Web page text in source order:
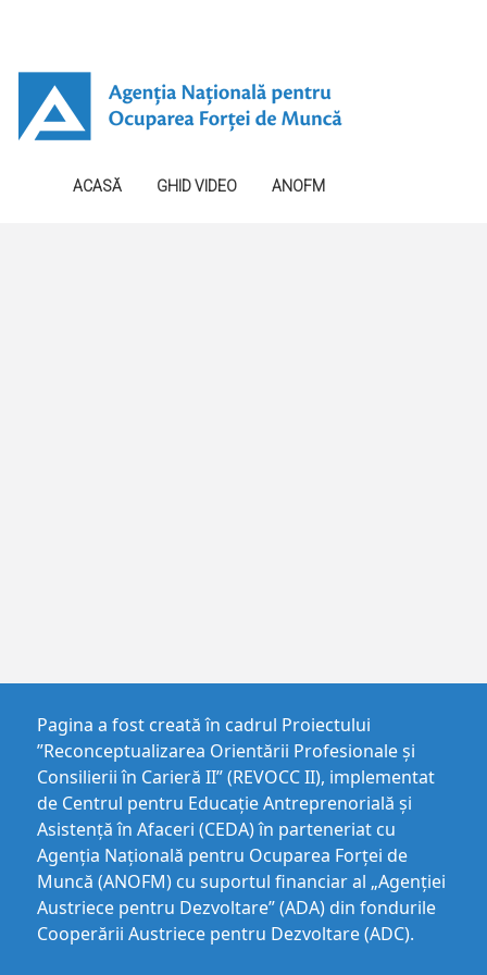
ACASĂ GHID VIDEO ANOFM
Pagina a fost creată în cadrul Proiectului
”Reconceptualizarea Orientării Profesionale și
Consilierii în Carieră II” (REVOCC II), implementat
de Centrul pentru Educaţie Antreprenorială şi
Asistenţă în Afaceri (CEDA) în parteneriat cu
Agenția Națională pentru Ocuparea Forței de
Muncă (ANOFM) cu suportul financiar al „Agenției
Austriece pentru Dezvoltare” (ADA) din fondurile
Cooperării Austriece pentru Dezvoltare (ADC).